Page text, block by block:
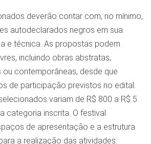
deverão contar com, no mínimo,
autodeclarados negros em sua
e técnica. As propostas podem
incluindo obras abstratas,
ou contemporâneas, desde que
de participação previstos no edital.
variam de R$ 800 a R$ 5
categoria inscrita. O festival
de apresentação e a estrutura
a realização das atividades.